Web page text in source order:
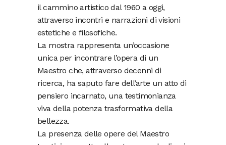
il cammino artistico dal 1960 a oggi,
attraverso incontri e narrazioni di visioni
estetiche e filosofiche.
La mostra rappresenta un’occasione
unica per incontrare l’opera di un
Maestro che, attraverso decenni di
ricerca, ha saputo fare dell’arte un atto di
pensiero incarnato, una testimonianza
viva della potenza trasformativa della
bellezza.
La presenza delle opere del Maestro